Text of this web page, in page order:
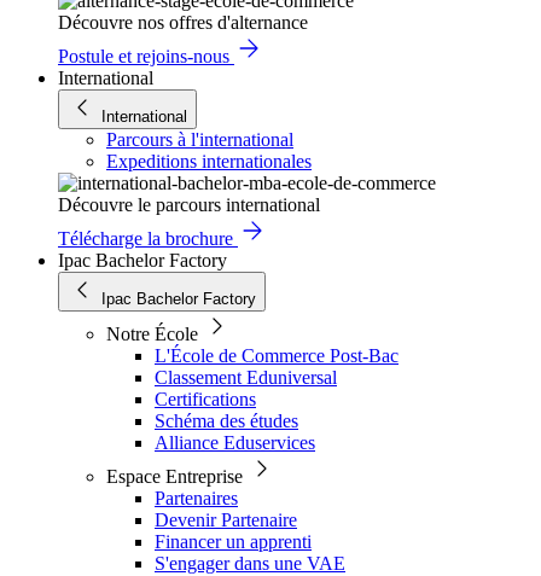
Découvre nos offres d'alternance
Postule et rejoins-nous
International
International
Parcours à l'international
Expeditions internationales
Découvre le parcours international
Télécharge la brochure
Ipac Bachelor Factory
Ipac Bachelor Factory
Notre École
L'École de Commerce Post-Bac
Classement Eduniversal
Certifications
Schéma des études
Alliance Eduservices
Espace Entreprise
Partenaires
Devenir Partenaire
Financer un apprenti
S'engager dans une VAE